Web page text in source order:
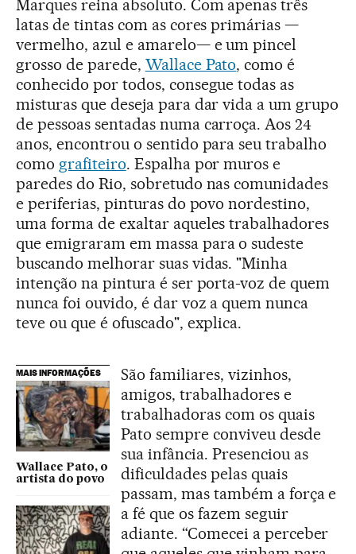
Marques reina absoluto. Com apenas três
latas de tintas com as cores primárias —
vermelho, azul e amarelo— e um pincel
grosso de parede, Wallace Pato, como é
conhecido por todos, consegue todas as
misturas que deseja para dar vida a um grupo
de pessoas sentadas numa carroça. Aos 24
anos, encontrou o sentido para seu trabalho
como grafiteiro. Espalha por muros e
paredes do Rio, sobretudo nas comunidades
e periferias, pinturas do povo nordestino,
uma forma de exaltar aqueles trabalhadores
que emigraram em massa para o sudeste
buscando melhorar suas vidas. "Minha
intenção na pintura é ser porta-voz de quem
nunca foi ouvido, é dar voz a quem nunca
teve ou que é ofuscado", explica.
MAIS INFORMAÇÕES
Wallace Pato, o
artista do povo
São familiares, vizinhos,
amigos, trabalhadores e
trabalhadoras com os quais
Pato sempre conviveu desde
sua infância. Presenciou as
dificuldades pelas quais
passam, mas também a força e
a fé que os fazem seguir
adiante. “Comecei a perceber